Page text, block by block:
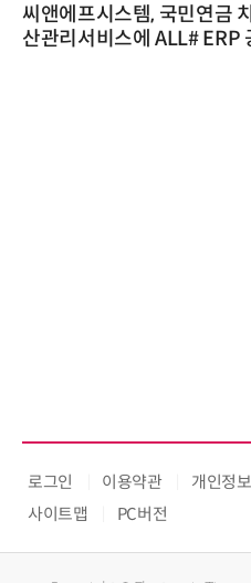
씨앤에프시스템, 국민연금
산관리서비스에 ALL# ERP
로그인 이용약관 개인정
사이트맵
PC버전